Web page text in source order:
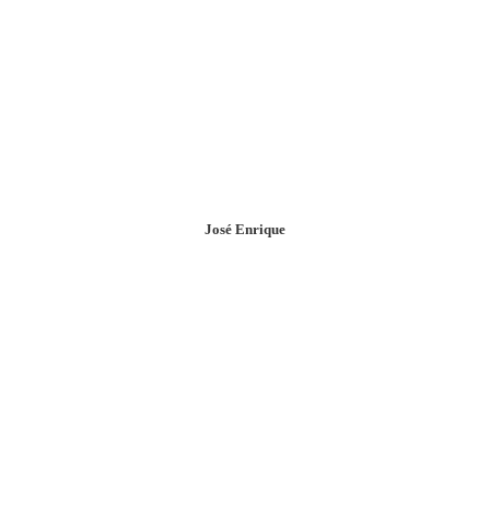
José Enrique